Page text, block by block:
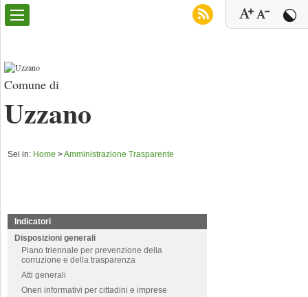
Comune di
Uzzano
Sei in: Home >Amministrazione Trasparente
Indicatori
Disposizioni generali
Piano triennale per prevenzione della
corruzione e della trasparenza
Atti generali
Oneri informativi per cittadini e imprese